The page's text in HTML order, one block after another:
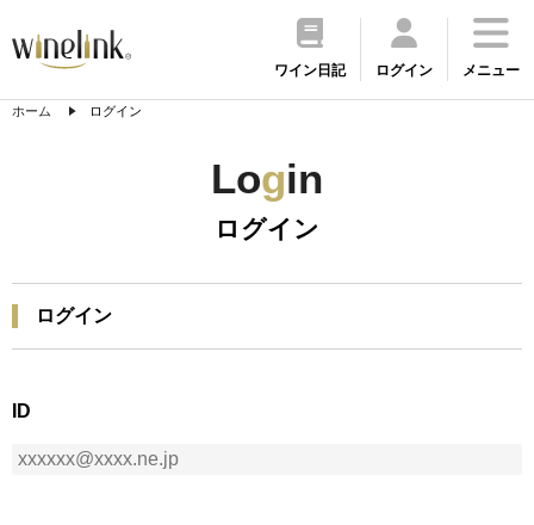
ワイン日記 ログイン メニュー
ホーム ログイン
Login
ログイン
ログイン
ID